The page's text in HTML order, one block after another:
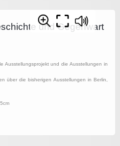
und Gegenwart
Ausstellungsprojekt und die Ausstellungen in
über die bisherigen Ausstellungen in Berlin,